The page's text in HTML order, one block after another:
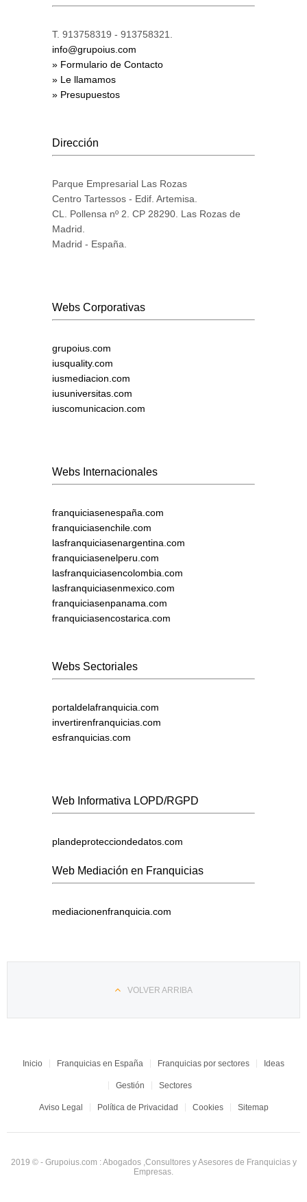
T. 913758319 - 913758321.
info@grupoius.com
» Formulario de Contacto
» Le llamamos
» Presupuestos
Dirección
Parque Empresarial Las Rozas
Centro Tartessos - Edif. Artemisa.
CL. Pollensa nº 2. CP 28290. Las Rozas de
Madrid.
Madrid - España.
Webs Corporativas
grupoius.com
iusquality.com
iusmediacion.com
iusuniversitas.com
iuscomunicacion.com
Webs Internacionales
franquiciasenespaña.com
franquiciasenchile.com
lasfranquiciasenargentina.com
franquiciasenelperu.com
lasfranquiciasencolombia.com
lasfranquiciasenmexico.com
franquiciasenpanama.com
franquiciasencostarica.com
Webs Sectoriales
portaldelafranquicia.com
invertirenfranquicias.com
esfranquicias.com
Web Informativa LOPD/RGPD
plandeprotecciondedatos.com
Web Mediación en Franquicias
mediacionenfranquicia.com
VOLVER ARRIBA
Inicio Franquicias en España Franquicias por sectores Ideas
Gestión Sectores
Aviso Legal Política de Privacidad Cookies Sitemap
2019 © - Grupoius.com : Abogados ,Consultores y Asesores de Franquicias y
Empresas.